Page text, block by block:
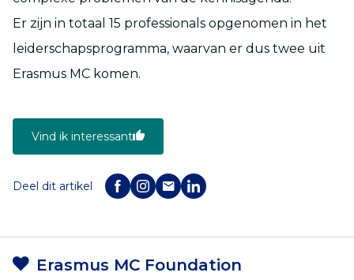
Er zijn in totaal 15 professionals opgenomen in het
leiderschapsprogramma, waarvan er dus twee uit
Erasmus MC komen.
Vind ik interessant
Deel dit artikel
Erasmus MC Foundation